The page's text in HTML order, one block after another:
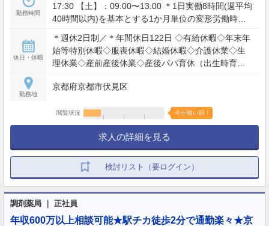
勤務時間
17:30 【土】：09:00〜13:00 ＊1日実働8時間(週平均
40時間以内)を基本とする1か月単位の変形労働時間
休日・休暇
＊週休2日制／＊年間休日122日 ◇有給休暇◇年末年
始等特別休暇◇服喪休暇◇結婚休暇◇介護休業◇生
理休業◇産前産後休業◇産後パパ育休（出生時育児
勤務地
京都府京都市伏見区
閲覧状況 今が狙い目！
求人の詳細を見る
検討リスト（要ログイン）
調剤薬局 ｜ 正社員
年収600万以上相談可能★駅チカ徒歩2分で通勤楽々★京